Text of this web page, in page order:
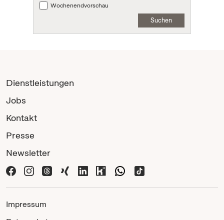
Wochenendvorschau
Suchen
Dienstleistungen
Jobs
Kontakt
Presse
Newsletter
Impressum